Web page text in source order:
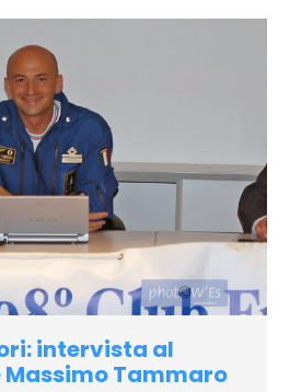
intervista al
Tammaro